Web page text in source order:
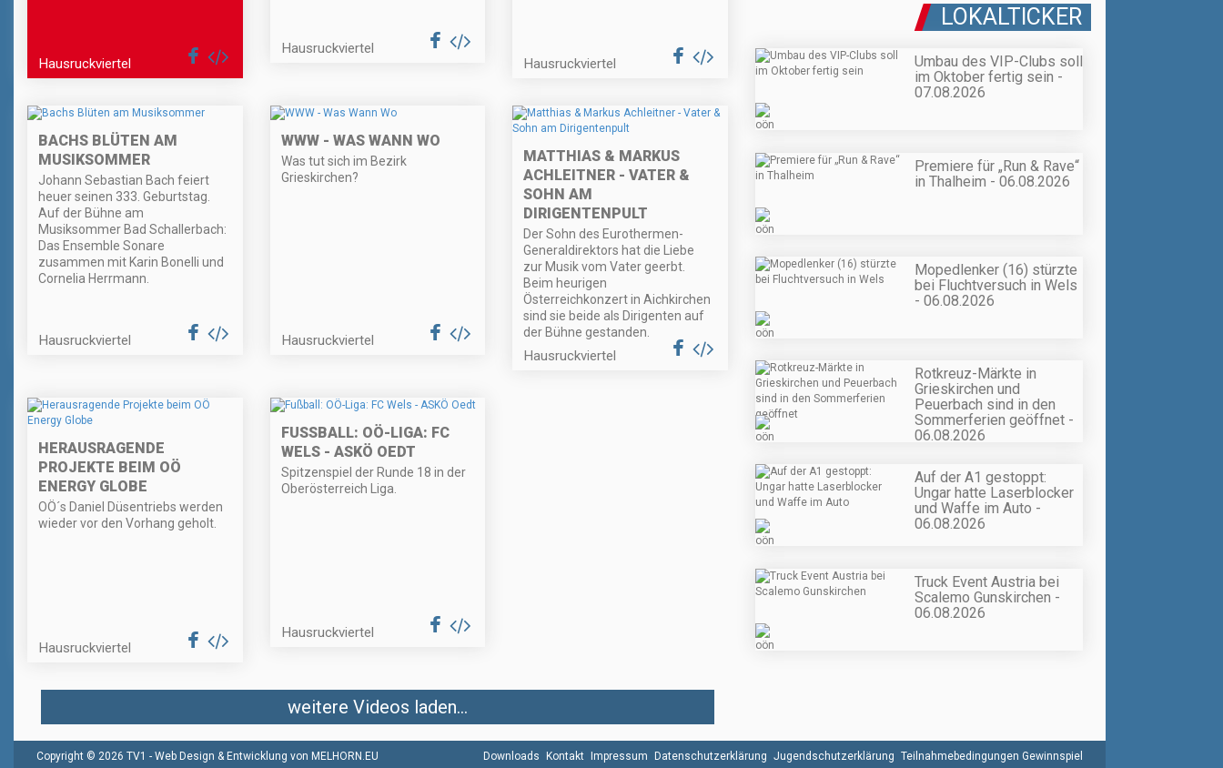
Hausruckviertel
Hausruckviertel
Hausruckviertel
BACHS BLÜTEN AM
MUSIKSOMMER
Johann Sebastian Bach feiert
heuer seinen 333. Geburtstag.
Auf der Bühne am
Musiksommer Bad Schallerbach:
Das Ensemble Sonare
zusammen mit Karin Bonelli und
Cornelia Herrmann.
Hausruckviertel
WWW - WAS WANN WO
Was tut sich im Bezirk
Grieskirchen?
Hausruckviertel
MATTHIAS & MARKUS
ACHLEITNER - VATER &
SOHN AM
DIRIGENTENPULT
Der Sohn des Eurothermen-
Generaldirektors hat die Liebe
zur Musik vom Vater geerbt.
Beim heurigen
Österreichkonzert in Aichkirchen
sind sie beide als Dirigenten auf
der Bühne gestanden.
Hausruckviertel
HERAUSRAGENDE
PROJEKTE BEIM OÖ
ENERGY GLOBE
OÖ´s Daniel Düsentriebs werden
wieder vor den Vorhang geholt.
Hausruckviertel
FUSSBALL: OÖ-LIGA: FC W
ELS - ASKÖ OEDT
Spitzenspiel der Runde 18 in der
Oberösterreich Liga.
Hausruckviertel
weitere Videos laden...
LOKALTICKER
Umbau des VIP-Clubs soll
im Oktober fertig sein -
07.08.2026
Premiere für „Run & Rave“
in Thalheim - 06.08.2026
Mopedlenker (16) stürzte
bei Fluchtversuch in Wels
- 06.08.2026
Rotkreuz-Märkte in
Grieskirchen und
Peuerbach sind in den
Sommerferien geöffnet -
06.08.2026
Auf der A1 gestoppt:
Ungar hatte Laserblocker
und Waffe im Auto -
06.08.2026
Truck Event Austria bei
Scalemo Gunskirchen -
06.08.2026
Copyright © 2026 TV1 - Web Design & Entwicklung von MELHORN.EU Downloads Kontakt Impressum Datenschutzerklärung Jugendschutzerklärung Teilnahmebedingungen Gewinnspiel